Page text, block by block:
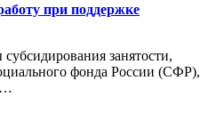
при поддержке
занятости,
фонда России (СФР),